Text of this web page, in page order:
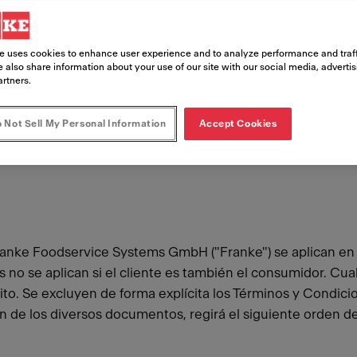
(Versión: Diciembre de
Foodservice Systems GmbH ("Franke") se aplican
no se aplican si el cliente es también el consumidor.
Se excluyen de forma explícita los Términos y
de los diversos documentos, regirá el siguiente orden
uses cookies to enhance user experience and to analyze performance and
also share information about your use of our site with our social media,
Not Sell My Personal Information Accept Cookies